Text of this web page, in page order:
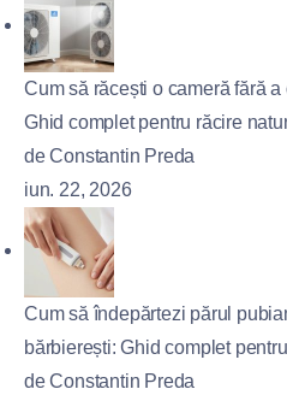
Cum să răcești o cameră fără
Ghid complet pentru răcire
de Constantin Preda
iun. 22, 2026
Cum să îndepărtezi părul
bărbierești: Ghid complet
de Constantin Preda